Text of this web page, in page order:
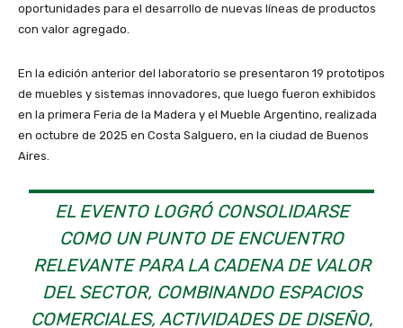
oportunidades para el desarrollo de nuevas líneas de productos
con valor agregado.
En la edición anterior del laboratorio se presentaron 19 prototipos
de muebles y sistemas innovadores, que luego fueron exhibidos
en la primera Feria de la Madera y el Mueble Argentino, realizada
en octubre de 2025 en Costa Salguero, en la ciudad de Buenos
Aires.
EL EVENTO LOGRÓ CONSOLIDARSE
COMO UN PUNTO DE ENCUENTRO
RELEVANTE PARA LA CADENA DE VALOR
DEL SECTOR, COMBINANDO ESPACIOS
COMERCIALES, ACTIVIDADES DE DISEÑO,